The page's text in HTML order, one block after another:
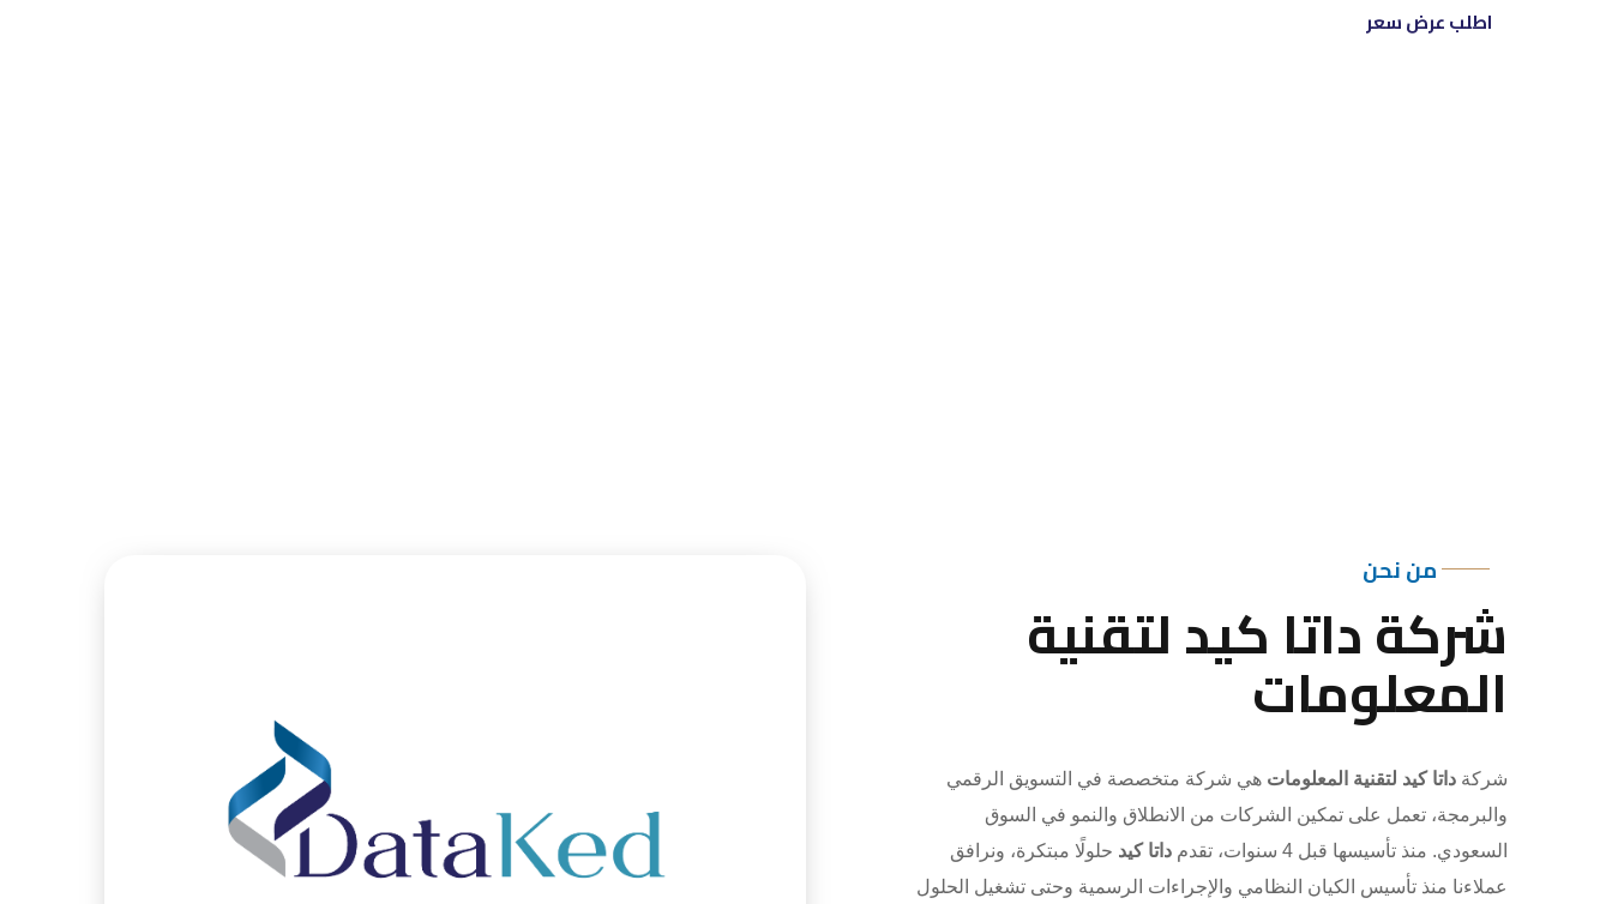
اطلب عرض سعر
من نحن
شركة داتا كيد لتقنية
المعلومات
شركة داتا كيد لتقنية المعلومات هي شركة متخصصة في التسويق الرقمي
والبرمجة، تعمل على تمكين الشركات من الانطلاق والنمو في السوق
السعودي. منذ تأسيسها قبل 4 سنوات، تقدم
داتا كيد حلولًا مبتكرة، ونرافق
عملاءنا منذ تأسيس الكيان النظامي والإجراءات الرسمية وحتى تشغيل الحلول